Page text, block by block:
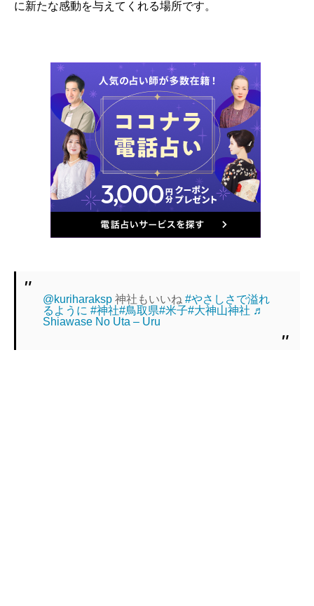
に新たな感動を与えてくれる場所です。
@kuriharaksp 神社もいいね#やさしさで溢れ
るように #神社#鳥取県#米子#大神山神社 ♬
Shiawase No Uta – Uru